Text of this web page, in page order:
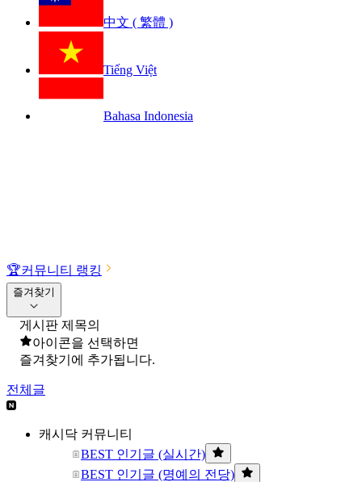
中文 ( 繁體 )
Tiếng Việt
Bahasa Indonesia
🏆커뮤니티 랭킹
즐겨찾기
게시판 제목의
아이콘을 선택하면
즐겨찾기에 추가됩니다.
전체글
캐시닥 커뮤니티
BEST 인기글 (실시간)
BEST 인기글 (명예의 전당)